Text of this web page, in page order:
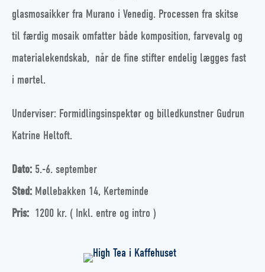
glasmosaikker fra Murano i Venedig. Processen fra skitse
til færdig mosaik omfatter både komposition, farvevalg og
materialekendskab, når de fine stifter endelig lægges fast
i mørtel.
Underviser: Formidlingsinspektør og billedkunstner Gudrun
Katrine Heltoft.
Dato: 5.-6. september
Sted: Møllebakken 14, Kerteminde
Pris: 1200 kr. ( Inkl. entre og intro )